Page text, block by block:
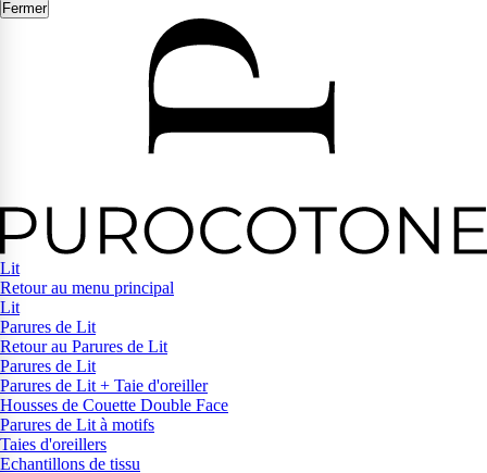
Fermer
Lit
Retour au menu principal
Lit
Parures de Lit
Retour au Parures de Lit
Parures de Lit
Parures de Lit + Taie d'oreiller
Housses de Couette Double Face
Parures de Lit à motifs
Taies d'oreillers
Echantillons de tissu